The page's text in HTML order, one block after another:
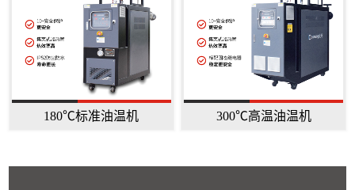
180℃标准油温机 300℃高温油温机